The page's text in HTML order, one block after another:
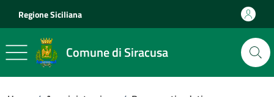
Regione Siciliana
Comune di Siracusa